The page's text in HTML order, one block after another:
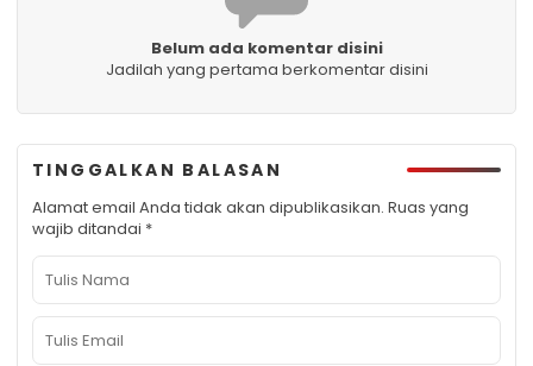
Belum ada komentar disini
Jadilah yang pertama berkomentar disini
TINGGALKAN BALASAN
Alamat email Anda tidak akan dipublikasikan. Ruas yang
wajib ditandai *